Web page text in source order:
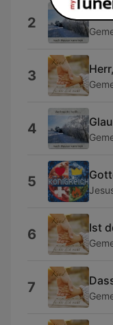
2
3
4
5
6 Ist
7